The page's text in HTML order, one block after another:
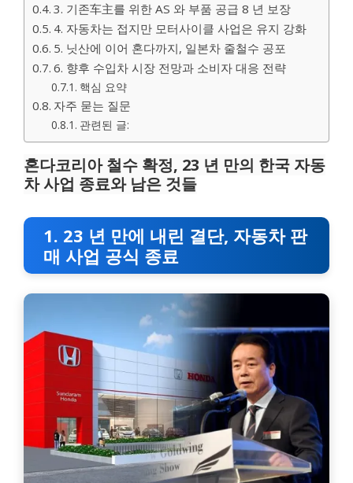
3. 기존车主를 위한 AS 와 부품 공급 8 년 보장
4. 자동차는 접지만 모터사이클 사업은 유지 강화
5. 닛산에 이어 혼다까지, 일본차 줄철수 공포
6. 향후 수입차 시장 전망과 소비자 대응 전략
핵심 요약
자주 묻는 질문
관련된 글:
혼다코리아 철수 확정, 23 년 만의 한국 자동
차 사업 종료와 남은 것들
1. 23 년 만에 내린 결단, 자동차 판
매 사업 공식 종료